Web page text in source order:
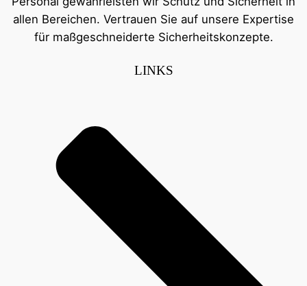
allen Bereichen. Vertrauen Sie auf unsere Expertise
für maßgeschneiderte Sicherheitskonzepte.
LINKS